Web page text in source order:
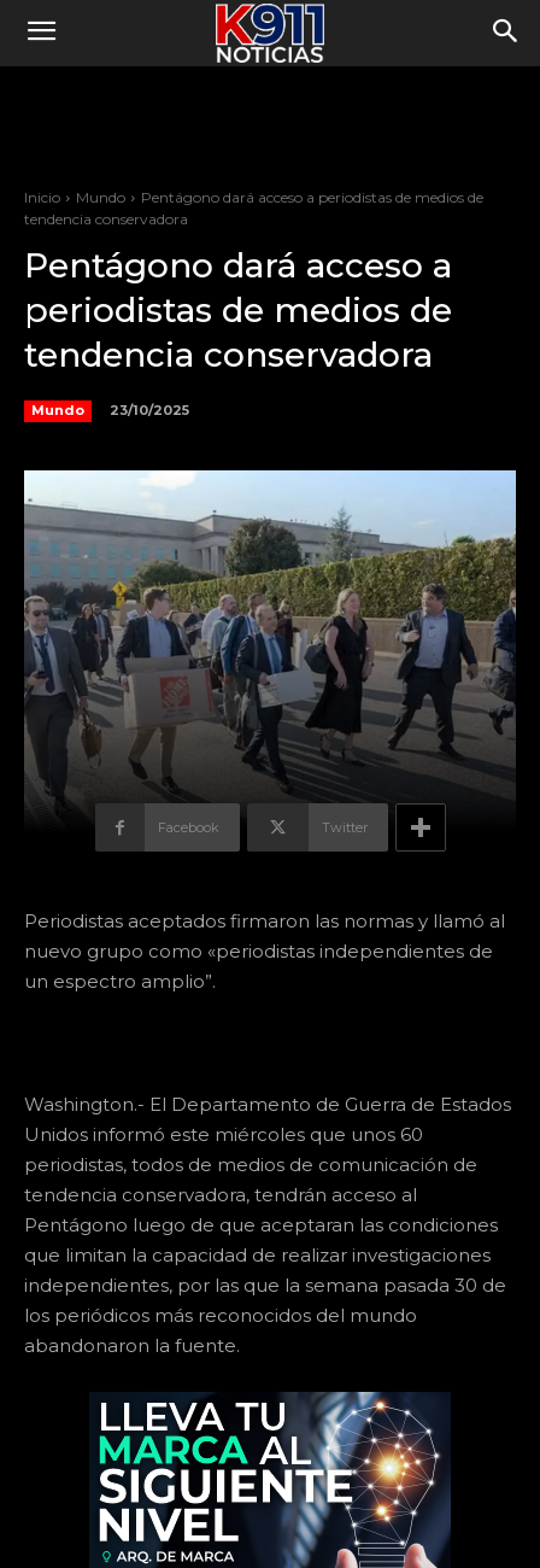
Inicio Mundo
Pentágono dará acceso a periodistas de medios de
tendencia conservadora
Pentágono dará acceso a
periodistas de medios de
tendencia conservadora
Mundo 23/10/2025
Facebook Twitter
Periodistas aceptados firmaron las normas y llamó al
nuevo grupo como «periodistas independientes de
un espectro amplio”.
Washington.- El Departamento de Guerra de Estados
Unidos informó este miércoles que unos 60
periodistas, todos de medios de comunicación de
tendencia conservadora, tendrán acceso al
Pentágono luego de que aceptaran las condiciones
que limitan la capacidad de realizar investigaciones
independientes, por las que la semana pasada 30 de
los periódicos más reconocidos del mundo
abandonaron la fuente.